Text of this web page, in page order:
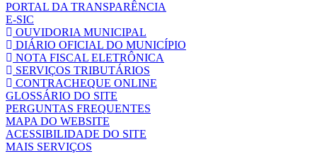
PORTAL DA TRANSPARÊNCIA
E-SIC
OUVIDORIA MUNICIPAL
DIÁRIO OFICIAL DO MUNICÍPIO
NOTA FISCAL ELETRÔNICA
SERVIÇOS TRIBUTÁRIOS
CONTRACHEQUE ONLINE
GLOSSÁRIO DO SITE
PERGUNTAS FREQUENTES
MAPA DO WEBSITE
ACESSIBILIDADE DO SITE
MAIS SERVIÇOS